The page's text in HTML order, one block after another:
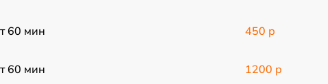
60 мин 450 р
60 мин 1200 р